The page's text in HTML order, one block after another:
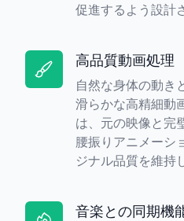
促進するよう設計
高品質動画処理
自然な身体の動き
滑らかな高精細動
は、元の映像と完
腰振りアニメーシ
ジナル品質を維持
音楽との同期機